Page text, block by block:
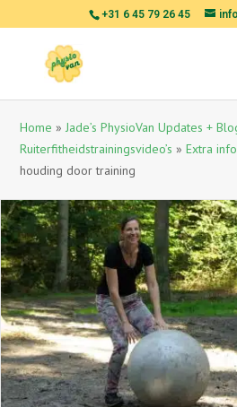
+31 6 45 79 26 45
Home »Jade’s PhysioVan Updates +
Ruiterfitheidstrainingsvideo’s »Extra info
houding door training